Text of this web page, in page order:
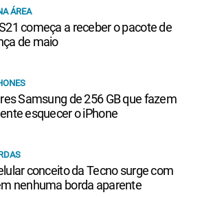
ÁREA
começa a receber o pacote de
de maio
Samsung de 256 GB que fazem
esquecer o iPhone
conceito da Tecno surge com
nenhuma borda aparente